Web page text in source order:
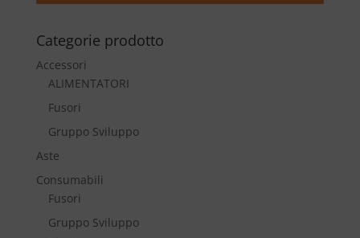
Categorie prodotto
Accessori
ALIMENTATORI
Fusori
Gruppo Sviluppo
Aste
Consumabili
Fusori
Gruppo Sviluppo